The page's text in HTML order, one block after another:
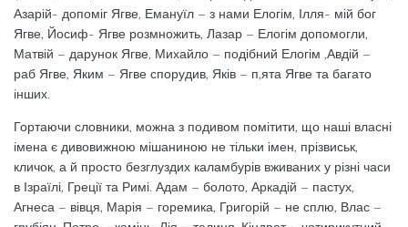
Азарій- допоміг Ягве, Емануїл – з нами Елогім, Ілля- мій бог
Ягве, Йосиф- Ягве розмножить, Лазар – Елогім допомогли,
Матвій – дарунок Ягве, Михайло – подібний Елогім ,Авдій –
раб Ягве, Яким – Ягве спорудив, Яків – п,ята Ягве та багато
інших.
Гортаючи словники, можна з подивом помітити, що наші власні
імена є дивовижною мішаниною не тільки імен, прізвиськ,
кличок, а й просто безглуздих каламбурів вживаних у різні часи
в Ізраїлі, Греції та Римі. Адам – болото, Аркадій – пастух,
Агнеса – вівця, Марія – горемика, Григорій – не сплю, Влас –